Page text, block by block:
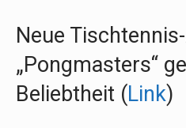
Neue
„Pongmasters“
Beliebtheit (Link)